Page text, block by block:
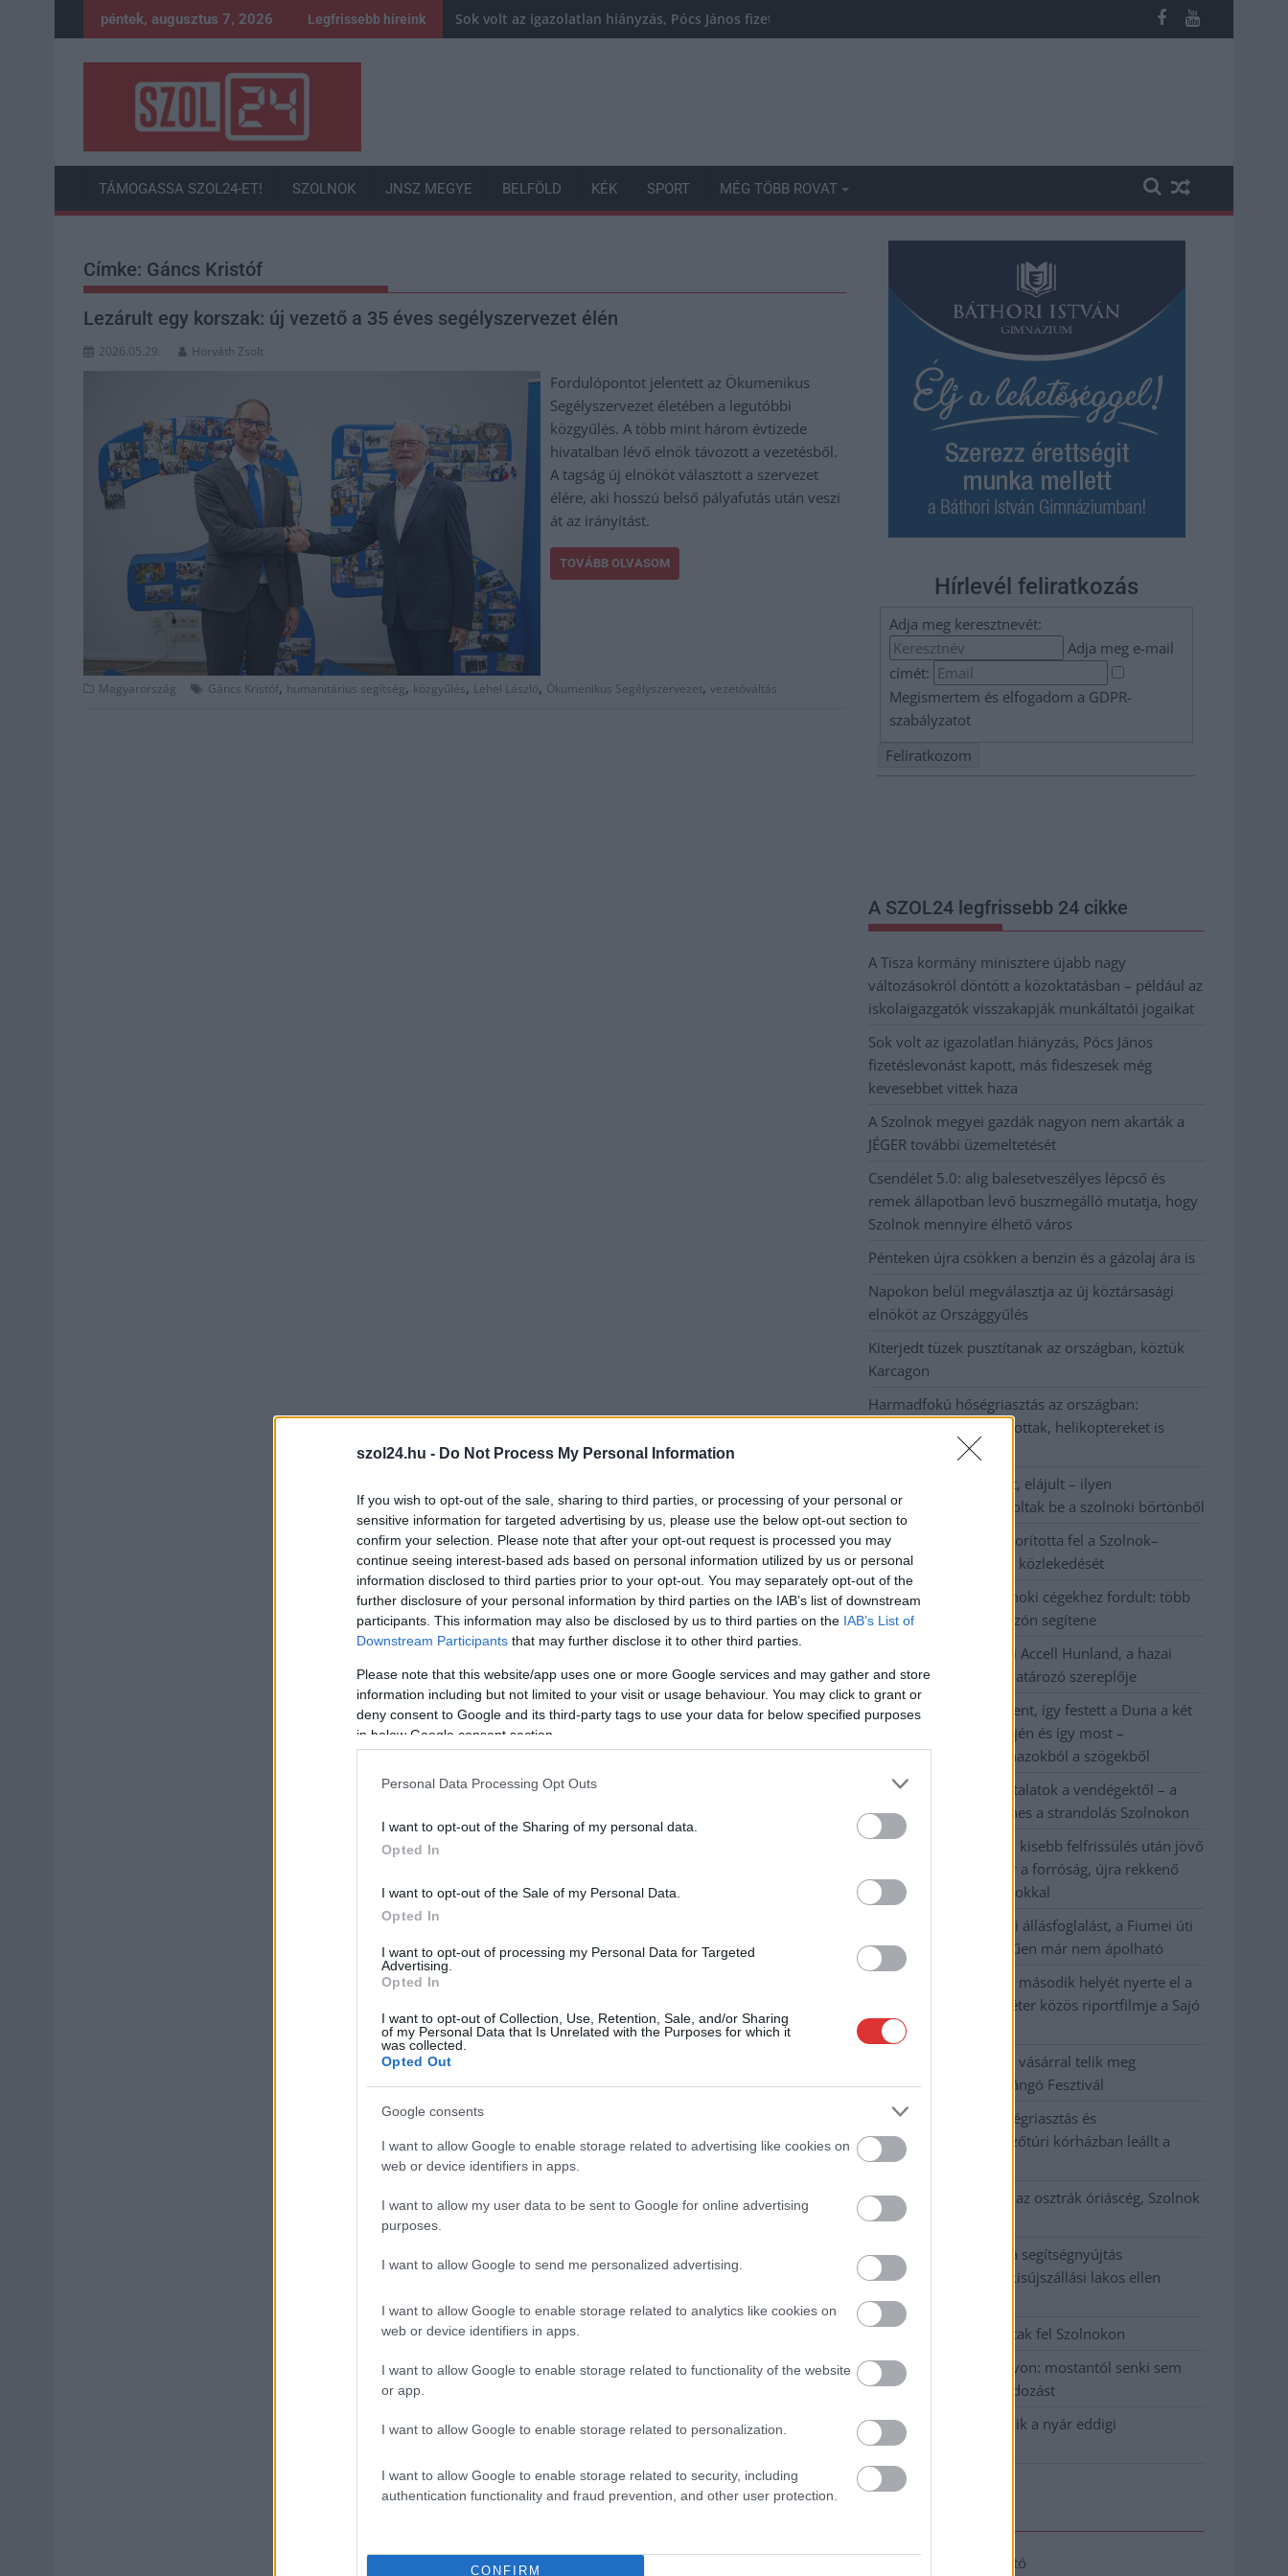
szol24.hu - Do Not Process My Personal Information
If you wish to opt-out of the sale, sharing to third parties, or processing of your personal or
sensitive information for targeted advertising by us, please use the below opt-out section to
confirm your selection. Please note that after your opt-out request is processed you may
continue seeing interest-based ads based on personal information utilized by us or personal
information disclosed to third parties prior to your opt-out. You may separately opt-out of the
further disclosure of your personal information by third parties on the IAB’s list of downstream
participants. This information may also be disclosed by us to third parties on the IAB’s List of
Downstream Participants that may further disclose it to other third parties.
Please note that this website/app uses one or more Google services and may gather and store
information including but not limited to your visit or usage behaviour. You may click to grant or
deny consent to Google and its third-party tags to use your data for below specified purposes
in below Google consent section.
Personal Data Processing Opt Outs
I want to opt-out of the Sharing of my personal data.
Opted In
I want to opt-out of the Sale of my Personal Data.
Opted In
I want to opt-out of processing my Personal Data for Targeted
Advertising.
Opted In
I want to opt-out of Collection, Use, Retention, Sale, and/or Sharing
of my Personal Data that Is Unrelated with the Purposes for which it
was collected.
Opted Out
Google consents
I want to allow Google to enable storage related to advertising like cookies on
web or device identifiers in apps.
I want to allow my user data to be sent to Google for online advertising
purposes.
I want to allow Google to send me personalized advertising.
I want to allow Google to enable storage related to analytics like cookies on
web or device identifiers in apps.
I want to allow Google to enable storage related to functionality of the website
or app.
I want to allow Google to enable storage related to personalization.
I want to allow Google to enable storage related to security, including
authentication functionality and fraud prevention, and other user protection.
CONFIRM
to
péntek, augusztus 7, 2026 Legfrissebb híreink Sok volt az igazolatlan hiányzás, Pócs János fizetéslevonást kapott, más fideszesek még kevesebbet vittek haza
TÁMOGASSA SZOL24-ET! SZOLNOK JNSZ MEGYE BELFÖLD KÉK SPORT MÉG TÖBB ROVAT
Címke: Gáncs Kristóf
Lezárult egy korszak: új vezető a 35 éves segélyszervezet élén
2026.05.29. Horváth Zsolt
Fordulópontot jelentett az Ökumenikus
Segélyszervezet életében a legutóbbi
közgyűlés. A több mint három évtizede
hivatalban lévő elnök távozott a vezetésből.
A tagság új elnököt választott a szervezet
élére, aki hosszú belső pályafutás után veszi
át az irányítást.
TOVÁBB OLVASOM
Magyarország Gáncs Kristóf, humanitárius segítség, közgyűlés, Lehel László, Ökumenikus Segélyszervezet, vezetőváltás
Hírlevél feliratkozás
Adja meg keresztnevét:
Adja meg e-mail
címét:
Megismertem és elfogadom a GDPR-
szabályzatot
A SZOL24 legfrissebb 24 cikke
A Tisza kormány minisztere újabb nagy
változásokról döntött a közoktatásban – például az
iskolaigazgatók visszakapják munkáltatói jogaikat
Sok volt az igazolatlan hiányzás, Pócs János
fizetéslevonást kapott, más fideszesek még
kevesebbet vittek haza
A Szolnok megyei gazdák nagyon nem akarták a
JÉGER további üzemeltetését
Csendélet 5.0: alig balesetveszélyes lépcső és
remek állapotban levő buszmegálló mutatja, hogy
Szolnok mennyire élhető város
Pénteken újra csökken a benzin és a gázolaj ára is
Napokon belül megválasztja az új köztársasági
elnököt az Országgyűlés
Kiterjedt tüzek pusztítanak az országban, köztük
Karcagon
Harmadfokú hőségriasztás az országban:
Szolnokon klímát javítottak, helikoptereket is
bevetettek a tüzeknél
A zárkában rosszul lett, elájult – ilyen
körülményekről számoltak be a szolnoki börtönből
Váratlan fennakadás borította fel a Szolnok–
Kecskemét vasútvonal közlekedését
A polgármester a szolnoki cégekhez fordult: több
száz elbocsátott dolgozón segítene
Csődbe ment a tószegi Accell Hunland, a hazai
kerékpárgyártás meghatározó szereplője
Egyszer fent, egyszer lent, így festett a Duna a két
évvel ezelőtti árvíz idején és így most –
fotógyűjtemény ugyanazokból a szögekből
Ilyenek eddig a tapasztalatok a vendégektől – a
hőhullám miatt ingyenes a strandolás Szolnokon
Nem biztató: a hétvégi kisebb felfrissülés után jövő
héten megint visszatér a forróság, újra rekkenő
hőség jön, akár 38 fokokkal
Közzétették a szakértői állásfoglalást, a Fiumei úti
fák többsége szakszerűen már nem ápolható
A MÚOSZ sajtódíjának második helyét nyerte el a
Borsod24 és a Paraméter közös riportfilmje a Sajó
szennyezéséről
Tánccal, zeneszóval és vásárral telik meg
Jászberény, indul a Csángó Fesztivál
Meghosszabbított hőségriasztás és
vízkorlátozások, a mezőtúri kórházban leállt a
klíma
Átszervezi működését az osztrák óriáscég, Szolnok
is érintett
Tragédiába torkollott a segítségnyújtás
elmulasztása, három kisújszállási lakos ellen
emeltek vádat
Hatalmas lángok csaptak fel Szolnokon
Vízitraffipax a Tisza-tavon: mostantól senki sem
úszhatja meg a száguldozást
Szolnokra is megérkezik a nyár eddigi
legkeményebb napja
Adatkezelési tájékoztató